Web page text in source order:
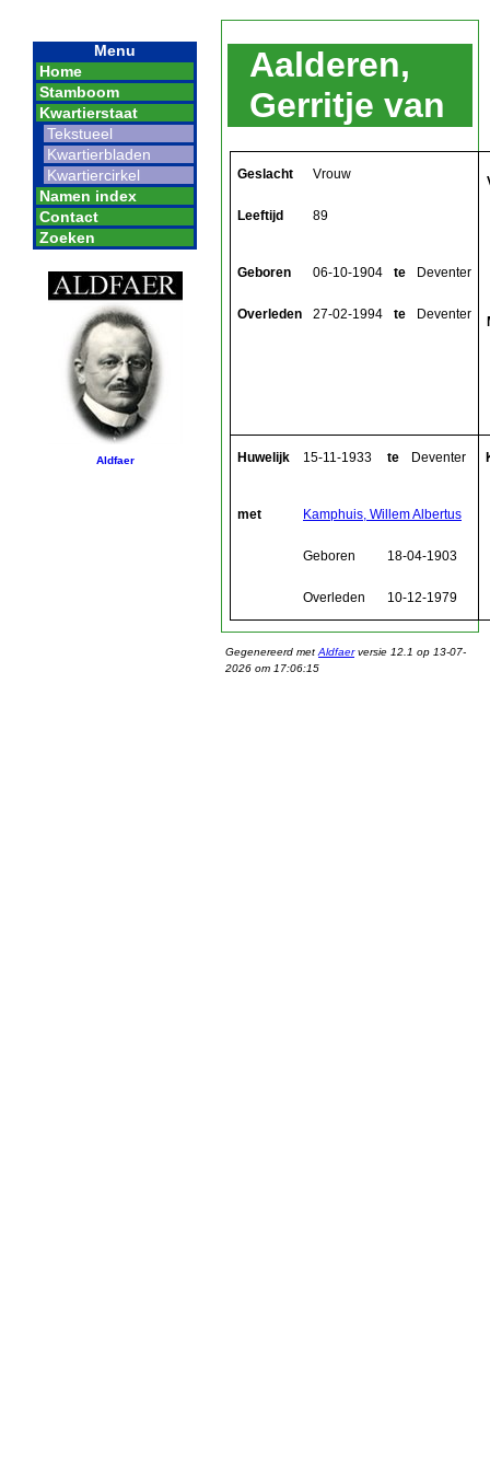
Menu
Home
Stamboom
Kwartierstaat
Tekstueel
Kwartierbladen
Kwartiercirkel
Namen index
Contact
Zoeken
Aldfaer
Aalderen,
Gerritje van
Geslacht Vrouw
Leeftijd 89
Geboren 06-10-1904 te Deventer
Overleden 27-02-1994 te Deventer
Huwelijk 15-11-1933 te Deventer
met Kamphuis, Willem Albertus
Geboren 18-04-1903
Overleden 10-12-1979
Gegenereerd met Aldfaerversie 12.1 op 13-07-
2026 om 17:06:15